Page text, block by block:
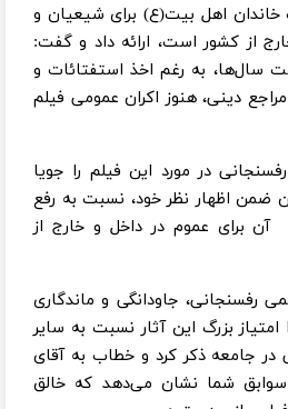
اهل بیت(ع) برای شیعیان و
از کشور است، ارائه داد و گفت:
به رغم اخذ استفتائات و
دینی، هنوز اکران عمومی فیلم
در مورد این فیلم را جویا
ضمن اظهار نظر خود، نسبت به رفع
برای عموم در داخل و خارج از
رفسنجانی، جاودانگی و ماندگاری
امتیاز بزرگ این آثار نسبت به سایر
در جامعه ذکر کرد و خطاب به آقای
شما نشان می‌دهد که خالق